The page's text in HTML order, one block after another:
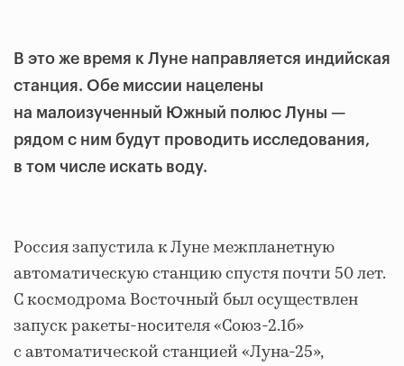
В это же время к Луне направляется индийская
станция. Обе миссии нацелены
на малоизученный Южный полюс Луны —
рядом с ним будут проводить исследования,
в том числе искать воду.
Россия запустила к Луне межпланетную
автоматическую станцию спустя почти 50 лет.
С космодрома Восточный был осуществлен
запуск ракеты-носителя «Союз-2.1б»
с автоматической станцией «Луна-25»,